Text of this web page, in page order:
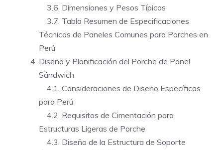
3.6. Dimensiones y Pesos Típicos
3.7. Tabla Resumen de Especificaciones
Técnicas de Paneles Comunes para Porches en
Perú
Diseño y Planificación del Porche de Panel
Sándwich
4.1. Consideraciones de Diseño Específicas
para Perú
4.2. Requisitos de Cimentación para
Estructuras Ligeras de Porche
4.3. Diseño de la Estructura de Soporte